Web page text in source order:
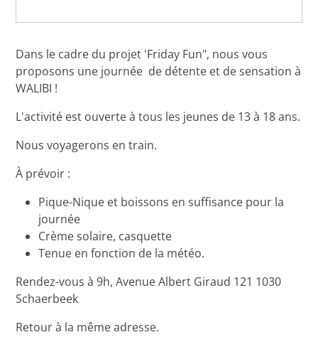
Dans le cadre du projet 'Friday Fun", nous vous
proposons une journée de détente et de sensation à
WALIBI !
L'activité est ouverte à tous les jeunes de 13 à 18 ans.
Nous voyagerons en train.
À prévoir :
Pique-Nique et boissons en suffisance pour la
journée
Crème solaire, casquette
Tenue en fonction de la météo.
Rendez-vous à 9h, Avenue Albert Giraud 121 1030
Schaerbeek
Retour à la même adresse.